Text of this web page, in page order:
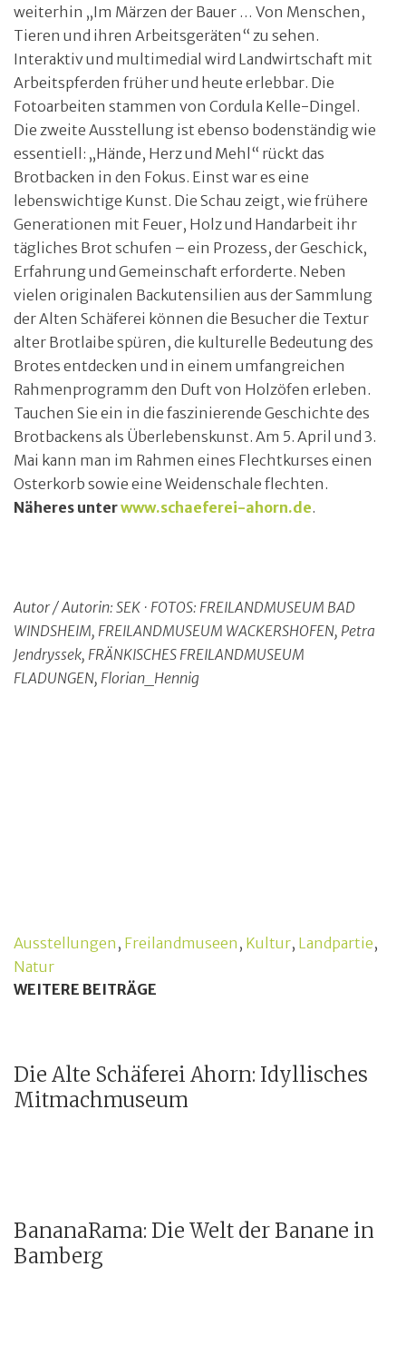
weiterhin „Im Märzen der Bauer … Von Menschen,
Tieren und ihren Arbeitsgeräten“ zu sehen.
Interaktiv und multimedial wird Landwirtschaft mit
Arbeitspferden früher und heute erlebbar. Die
Fotoarbeiten stammen von Cordula Kelle-Dingel.
Die zweite Ausstellung ist ebenso bodenständig wie
essentiell: „Hände, Herz und Mehl“ rückt das
Brotbacken in den Fokus. Einst war es eine
lebenswichtige Kunst. Die Schau zeigt, wie frühere
Generationen mit Feuer, Holz und Handarbeit ihr
tägliches Brot schufen – ein Prozess, der Geschick,
Erfahrung und Gemeinschaft erforderte. Neben
vielen originalen Backutensilien aus der Sammlung
der Alten Schäferei können die Besucher die Textur
alter Brotlaibe spüren, die kulturelle Bedeutung des
Brotes entdecken und in einem umfangreichen
Rahmenprogramm den Duft von Holzöfen erleben.
Tauchen Sie ein in die faszinierende Geschichte des
Brotbackens als Überlebenskunst. Am 5. April und 3.
Mai kann man im Rahmen eines Flechtkurses einen
Osterkorb sowie eine Weidenschale flechten.
Näheres unterwww.schaeferei-ahorn.de.
Autor / Autorin: SEK · FOTOS: FREILANDMUSEUM BAD
WINDSHEIM, FREILANDMUSEUM WACKERSHOFEN, Petra
Jendryssek, FRÄNKISCHES FREILANDMUSEUM
FLADUNGEN, Florian_Hennig
Ausstellungen , Freilandmuseen , Kultur, Landpartie,
Natur
WEITERE BEITRÄGE
Die Alte Schäferei Ahorn: Idyllisches
Mitmachmuseum
BananaRama: Die Welt der Banane in
Bamberg